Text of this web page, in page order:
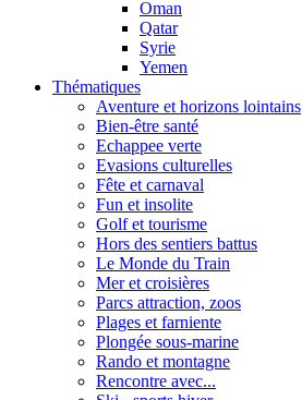
Oman
Qatar
Syrie
Yemen
Thématiques
Aventure et horizons lointains
Bien-être santé
Echappee verte
Evasions culturelles
Fête et carnaval
Fun et insolite
Golf et tourisme
Hors des sentiers battus
Le Monde du Train
Mer et croisières
Parcs attraction, zoos
Plages et farniente
Plongée sous-marine
Rando et montagne
Rencontre avec...